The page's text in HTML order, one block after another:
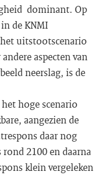
dominant. Op
de KNMI
uitstootscenario
aspecten van
neerslag, is de
hoge scenario
aangezien de
daar nog
2100 en daarna
klein vergeleken